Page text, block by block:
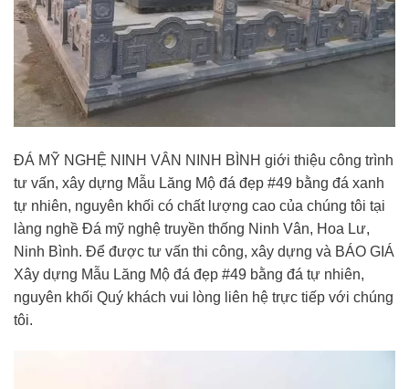
ĐÁ MỸ NGHỆ NINH VÂN NINH BÌNH giới thiệu công trình
tư vấn, xây dựng Mẫu Lăng Mộ đá đẹp #49 bằng đá xanh
tự nhiên, nguyên khối có chất lượng cao của chúng tôi tại
làng nghề Đá mỹ nghệ truyền thống Ninh Vân, Hoa Lư,
Ninh Bình. Để được tư vấn thi công, xây dựng và BÁO GIÁ
Xây dựng Mẫu Lăng Mộ đá đẹp #49 bằng đá tự nhiên,
nguyên khối Quý khách vui lòng liên hệ trực tiếp với chúng
tôi.